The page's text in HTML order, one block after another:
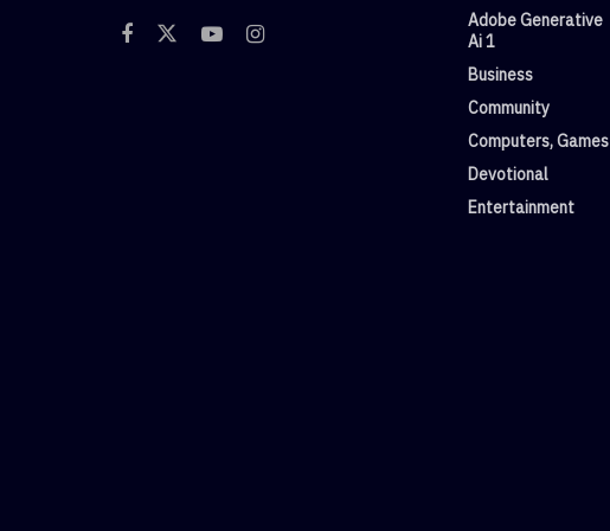
Adobe Generative
Ai 1
Business
Community
Computers, Games
Devotional
Entertainment